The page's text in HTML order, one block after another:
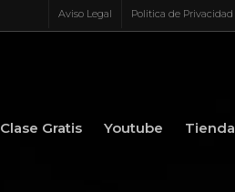
Aviso Legal Politica de Privacidad
Clase Gratis Youtube Tienda